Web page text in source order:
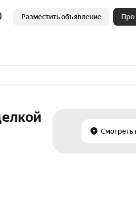
Разместить объявление Про
Смотреть